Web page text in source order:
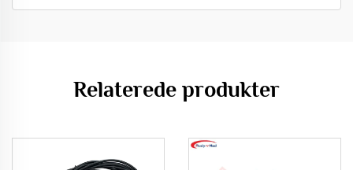
Relaterede produkter